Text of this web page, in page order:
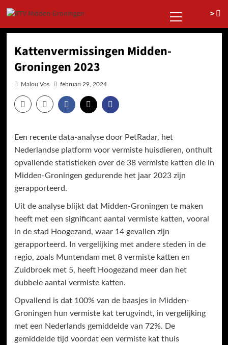
naar
de
menu
>
Kattenvermissingen Midden-
Groningen 2023
Malou Vos februari 29, 2024
Een recente data-analyse door PetRadar, het
Nederlandse platform voor vermiste huisdieren, onthult
opvallende statistieken over de 38 vermiste katten die in
Midden-Groningen gedurende het jaar 2023 zijn
gerapporteerd.
Uit de analyse blijkt dat Midden-Groningen te maken
heeft met een significant aantal vermiste katten, vooral
in de stad Hoogezand, waar 14 gevallen zijn
gerapporteerd. In vergelijking met andere steden in de
regio, zoals Muntendam met 8 vermiste katten en
Zuidbroek met 5, heeft Hoogezand meer dan het
dubbele aantal vermiste katten.
Opvallend is dat 100% van de baasjes in Midden-
Groningen hun vermiste kat terugvindt, in vergelijking
met een Nederlands gemiddelde van 72%. De
gemiddelde tijd voordat een vermiste kat thuis